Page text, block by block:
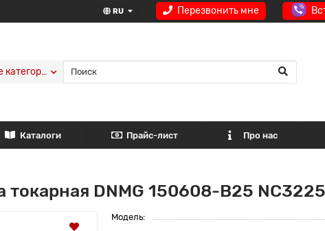
Перезвонить мне
RU
категории
Каталоги Прайс-лист Про нас
DNMG 150608-B25 NC3225
Модель: